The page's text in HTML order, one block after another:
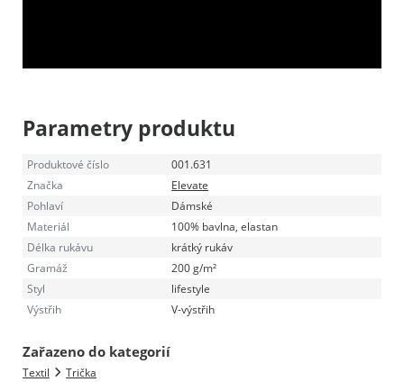
Parametry produktu
Produktové číslo
001.631
Značka
Elevate
Pohlaví
Dámské
Materiál
100% bavlna, elastan
Délka rukávu
krátký rukáv
Gramáž
200 g/m²
Styl
lifestyle
Výstřih
V-výstřih
Zařazeno do kategorií
Textil Trička